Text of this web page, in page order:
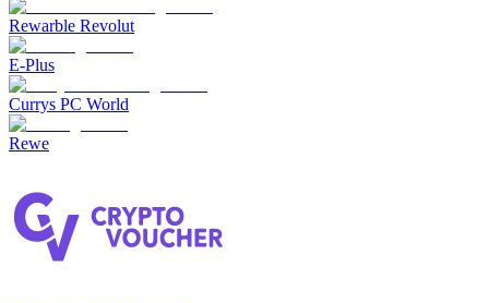
Rewarble Revolut
E-Plus
Currys PC World
Rewe